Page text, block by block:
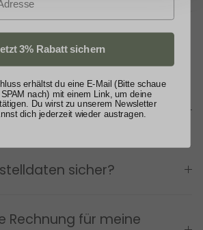
werden
sicher?
Rechnung für meine
3% Rabatt sichern
erhältst du eine E-Mail (Bitte schaue
nach) mit einem Link, um deine
Du wirst zu unserem Newsletter
dich jederzeit wieder austragen.